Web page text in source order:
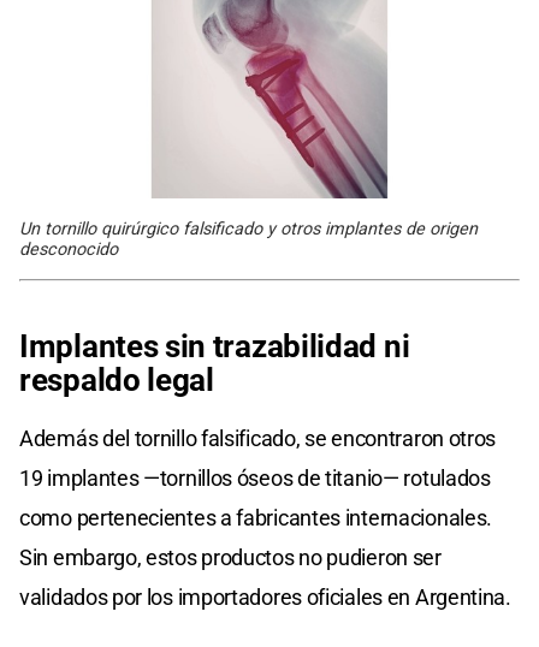
Un tornillo quirúrgico falsificado y otros implantes de origen
desconocido
Implantes sin trazabilidad ni
respaldo legal
Además del tornillo falsificado, se encontraron otros
19 implantes —tornillos óseos de titanio— rotulados
como pertenecientes a fabricantes internacionales.
Sin embargo, estos productos no pudieron ser
validados por los importadores oficiales en Argentina.